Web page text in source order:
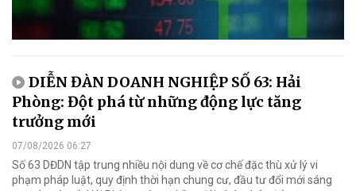
DIỄN ĐÀN DOANH NGHIỆP SỐ 63: Hải
Phòng: Đột phá từ những động lực tăng
trưởng mới
07/08/2026 06:27
Số 63 DĐDN tập trung nhiều nội dung về cơ chế đặc thù xử lý vi
phạm pháp luật, quy định thời hạn chung cư, đầu tư đổi mới sáng